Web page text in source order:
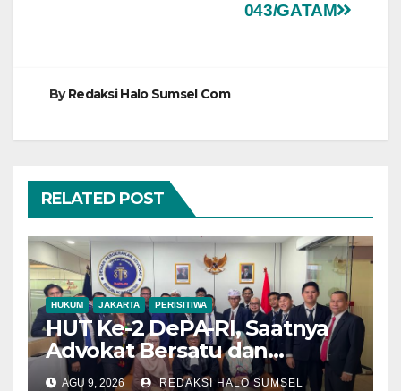
043/GATAM
ByRedaksi Halo Sumsel Com
RELATED POST
HUKUM JAKARTA PERISITIWA
HUT Ke-2 DePA-RI, Saatnya
Advokat Bersatu dan
Bergerak untuk Keadilan
AGU 9, 2026 REDAKSI HALO SUMSEL